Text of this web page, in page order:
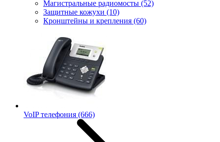
Магистральные радиомосты (52)
Защитные кожухи (10)
Кронштейны и крепления (60)
VoIP телефония (666)